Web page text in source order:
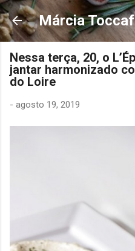
Pular para o
Márcia
Nessa terça, 20, o
jantar harmonizado
do Loire
- agosto 19, 2019